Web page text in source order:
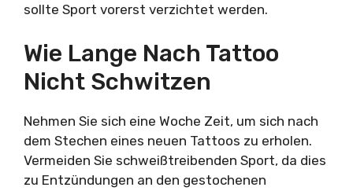
sollte Sport vorerst verzichtet werden.
Wie Lange Nach Tattoo
Nicht Schwitzen
Nehmen Sie sich eine Woche Zeit, um sich nach
dem Stechen eines neuen Tattoos zu erholen.
Vermeiden Sie schweißtreibenden Sport, da dies
zu Entzündungen an den gestochenen